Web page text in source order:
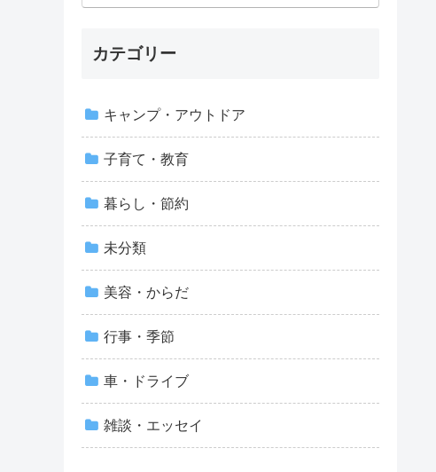
カテゴリー
キャンプ・アウトドア
子育て・教育
暮らし・節約
未分類
美容・からだ
行事・季節
車・ドライブ
雑談・エッセイ